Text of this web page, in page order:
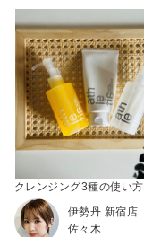
クレンジング3種の使い方
伊勢丹 新宿店
佐々木